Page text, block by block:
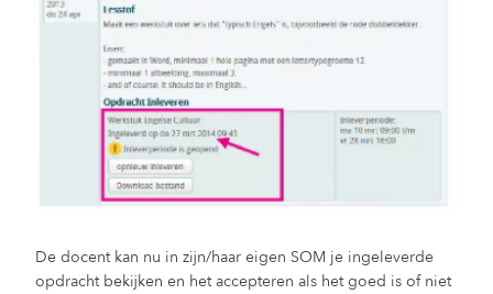
De docent kan nu in zijn/haar eigen SOM je ingeleverde
opdracht bekijken en het accepteren als het goed is of niet